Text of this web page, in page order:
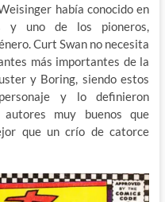
había conocido en
y uno de los pioneros,
Curt Swan no necesita
más importantes de la
y Boring, siendo estos
y lo definieron
autores muy buenos que
que un crío de catorce